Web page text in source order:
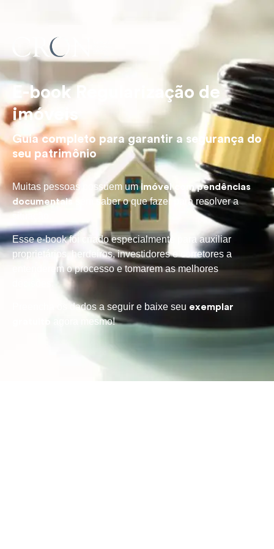
E-book Regularização de
imóveis
Guia completo para garantir a segurança do
seu patrimônio
Muitas pessoas possuem umimóvel com pendências
documentais sem saber o que fazer para resolver a
Esse e-book foi criado especialmente para auxiliar
proprietários, herdeiros, investidores e corretores a
entenderem o processo e tomarem as melhores
Preencha os dados a seguir e baixe seu exemplar
agora mesmo!